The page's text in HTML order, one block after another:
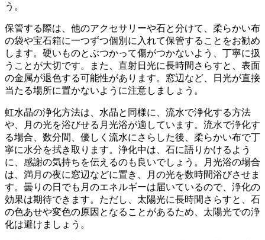
う。
保管する際は、他のアクセサリーや石と分けて、柔らかい布
の袋や宝石箱に一つずつ個別に入れて保管することをお勧め
します。硬いものとぶつかって傷がつかないよう、丁寧に扱
うことが大切です。また、 直射日光に長時間さらすと、表面
の金属が退色する可能性があります。窓辺など、日光が直接
当たる場所に置かないように注意しましょう。
虹水晶の浄化方法は、水晶と同様に、流水で浄化する方法
や、月の光を浴びせる月光浴が適しています。 流水で浄化す
る場合、数分間、優しく流水にさらした後、柔らかい布で丁
寧に水分を拭き取ります。浄化中は、石に語りかけるよう
に、感謝の気持ちを伝えるのも良いでしょう。月光浴の場合
は、満月の夜に窓辺などに置き、月の光を数時間浴びさせま
す。曇りの日でも月のエネルギーは届いているので、浄化の
効果は期待できます。ただし、 太陽光に長時間さらすと、石
の色あせや変色の原因となることがあるため、太陽光での浄
化は避けましょう 。